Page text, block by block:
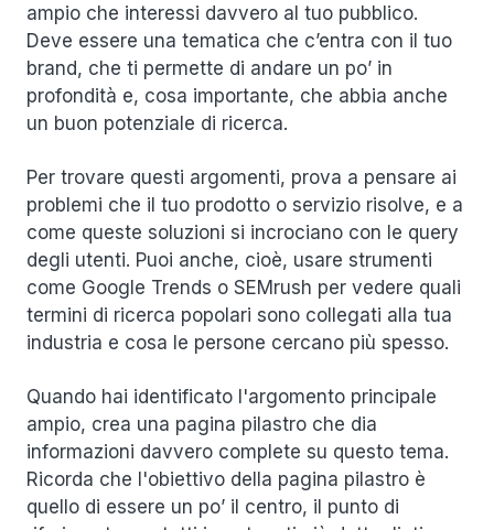
ampio che interessi davvero al tuo pubblico.
Deve essere una tematica che c’entra con il tuo
brand, che ti permette di andare un po’ in
profondità e, cosa importante, che abbia anche
un buon potenziale di ricerca.
Per trovare questi argomenti, prova a pensare ai
problemi che il tuo prodotto o servizio risolve, e a
come queste soluzioni si incrociano con le query
degli utenti. Puoi anche, cioè, usare strumenti
come Google Trends o SEMrush per vedere quali
termini di ricerca popolari sono collegati alla tua
industria e cosa le persone cercano più spesso.
Quando hai identificato l'argomento principale
ampio, crea una pagina pilastro che dia
informazioni davvero complete su questo tema.
Ricorda che l'obiettivo della pagina pilastro è
quello di essere un po’ il centro, il punto di